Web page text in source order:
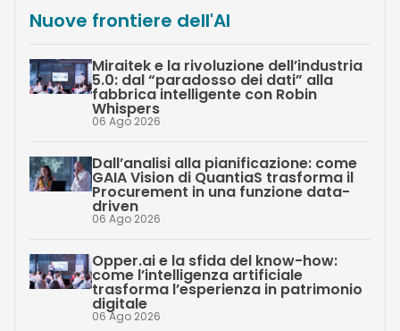
Nuove frontiere dell'AI
Miraitek e la rivoluzione dell’industria
5.0: dal “paradosso dei dati” alla
fabbrica intelligente con Robin
Whispers
06 Ago 2026
Dall’analisi alla pianificazione: come
GAIA Vision di QuantiaS trasforma il
Procurement in una funzione data-
driven
06 Ago 2026
Opper.ai e la sfida del know-how:
come l’intelligenza artificiale
trasforma l’esperienza in patrimonio
digitale
06 Ago 2026